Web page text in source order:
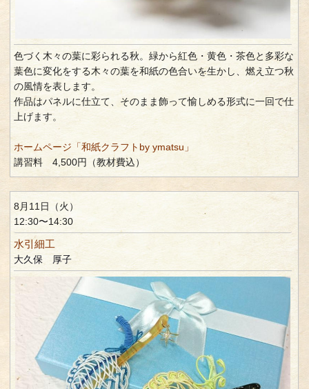
色づく木々の葉に彩られる秋。緑から紅色・黄色・茶色と多彩な
葉色に変化をする木々の葉を和紙の色合いを生かし、燃え立つ秋
の風情を表します。
作品はパネルに仕立て、そのまま飾って愉しめる形式に一回で仕
上げます。
ホームページ「和紙クラフトby ymatsu」
講習料 4,500円（教材費込）
8月11日（火）
12:30〜14:30
水引細工
大久保 厚子